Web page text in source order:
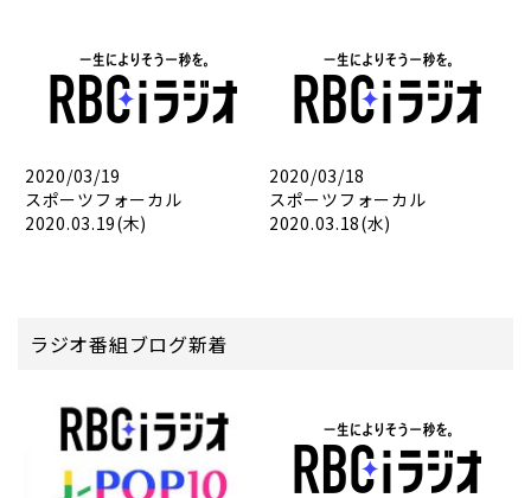
2020/03/19
スポーツフォーカル
2020.03.19(木)
2020/03/18
スポーツフォーカル
2020.03.18(水)
ラジオ番組ブログ新着